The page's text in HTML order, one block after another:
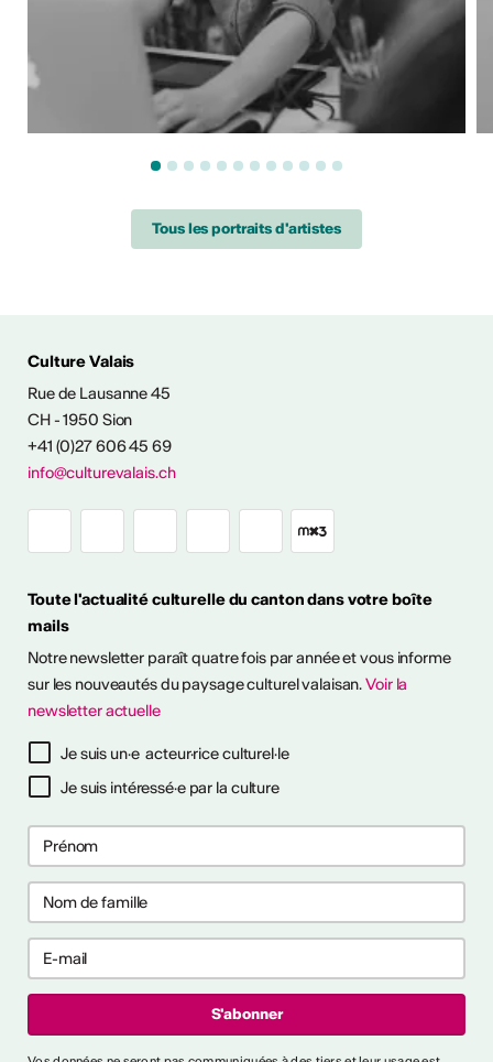
CULTURELLES
ouvert en Valais
en plein air! Découvrez
à ciel ouvert pour
été culturel. ...
plus
collaborations
premières collaborations
rappeur·euses et
déjà publié un EP ou un
CHF. Délai : 1er
Tous les portraits d'artistes
Culture Valais
Rue de Lausanne 45
CH - 1950 Sion
+41 (0)27 606 45 69
info@culturevalais.ch
Toute l'actualité culturelle du canton dans votre boîte
mails
Notre newsletter paraît quatre fois par année et vous informe
sur les nouveautés du paysage culturel valaisan.Voir la
newsletter actuelle
Je suis un·e acteur·rice culturel·le
Je suis intéressé·e par la culture